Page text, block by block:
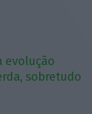
evolução
sobretudo